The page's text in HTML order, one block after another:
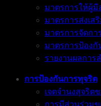
มาตรการให้ผู้มี
มาตรการส่งเส
มาตรการจัดกา
มาตรการป้อง
รายงานผลการ
การป้องกันการทุจริต
เจตจำนงสุจริต